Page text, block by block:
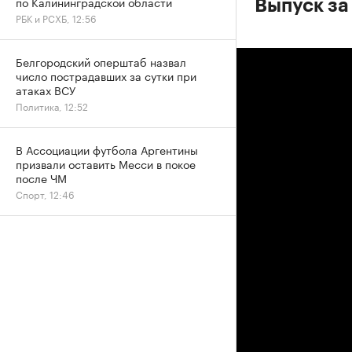
Выпуск
РБК и РСХБ, 12:56
Белгородский оперштаб назвал
число пострадавших за сутки при
атаках ВСУ
Политика, 12:52
В Ассоциации футбола Аргентины
призвали оставить Месси в покое
после ЧМ
Спорт, 12:46